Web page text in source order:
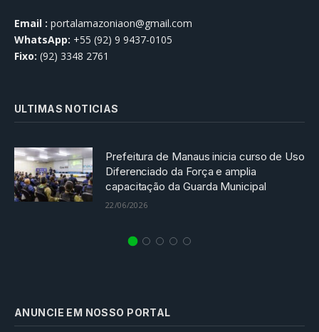
Email : portalamazoniaon@gmail.com
WhatsApp: +55 (92) 9 9437-0105
Fixo: (92) 3348 2761
ULTIMAS NOTICIAS
Prefeitura de Manaus inicia curso de Uso
Diferenciado da Força e amplia
capacitação da Guarda Municipal
22/06/2026
ANUNCIE EM NOSSO PORTAL